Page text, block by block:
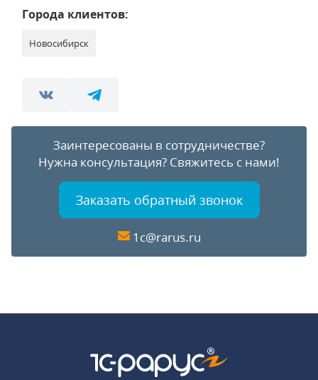
Города клиентов:
Новосибирск
Заинтересованы в сотрудничестве?
Нужна консультация? Свяжитесь с нами!
Заказать обратный звонок
1c@rarus.ru